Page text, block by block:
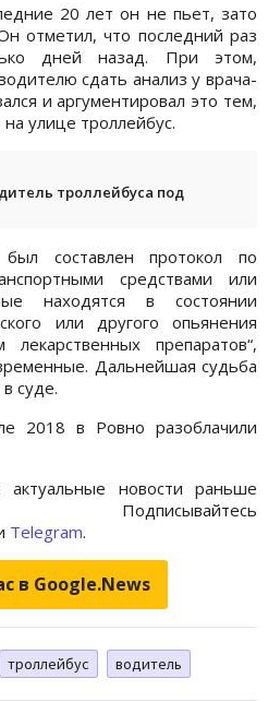
20 лет он не пьет, зато
отметил, что последний раз
дней назад. При этом,
сдать анализ у врача-
и аргументировал это тем,
улице троллейбус.
троллейбуса под
составлен протокол по
средствами или
находятся в состоянии
или другого опьянения
препаратов“,
Дальнейшая судьба
суде.
2018 в Ровно разоблачили
новости раньше
Telegram.
в Google.News
троллейбус водитель